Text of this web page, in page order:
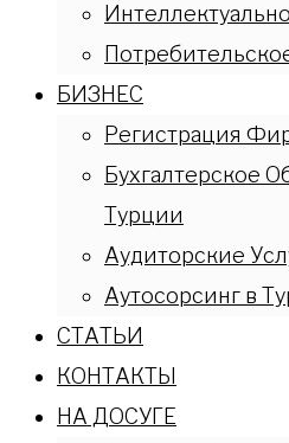
БИЗНЕС
Регистрация
Бухгалтерское
Турции
Аудиторские
Аутосорсинг в
СТАТЬИ
КОНТАКТЫ
НА ДОСУГЕ